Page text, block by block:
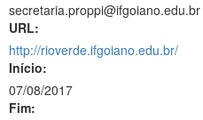
secretaria.proppi@ifgoiano.edu.br
URL:
http://rioverde.ifgoiano.edu.br/
Início:
07/08/2017
Fim: